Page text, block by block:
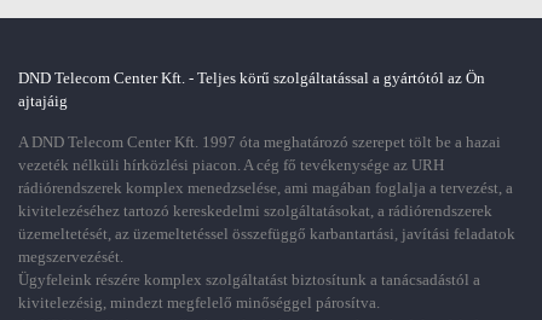
DND Telecom Center Kft. - Teljes körű szolgáltatással a gyártótól az Ön
ajtajáig
A DND Telecom Center Kft. 1997 óta meghatározó szerepet tölt be a hazai
vezeték nélküli hírközlési piacon. A cég fő tevékenysége az URH
rádiórendszerek komplex menedzselése, ami magában foglalja a tervezést, a
kivitelezéséhez tartozó kereskedelmi szolgáltatásokat, a rádiórendszerek
üzemeltetését, az üzemeltetéssel összefüggő karbantartási, javítási feladatok
megszervezését.
Ügyfeleink részére komplex szolgáltatást biztosítunk a tanácsadástól a
kivitelezésig, mindezt megfelelő minőséggel párosítva.